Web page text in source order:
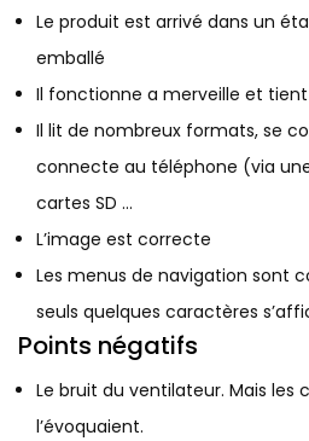
Le produit est arrivé dans un
emballé
Il fonctionne a merveille et
Il lit de nombreux formats, se
connecte au téléphone (via
cartes SD …
L’image est correcte
Les menus de navigation sont
seuls quelques caractères
Points négatifs
Le bruit du ventilateur. Mais les
l’évoquaient.